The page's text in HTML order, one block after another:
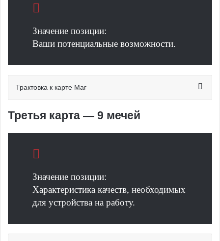
Значение позиции:
Ваши потенциальные возможности.
Трактовка к карте Маг
Третья карта — 9 мечей
Значение позиции:
Характеристика качеств, необходимых
для устройства на работу.